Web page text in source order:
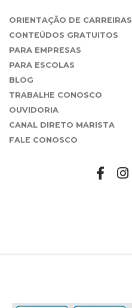
ORIENTAÇÃO DE CARREIRAS
CONTEÚDOS GRATUITOS
PARA EMPRESAS
PARA ESCOLAS
BLOG
TRABALHE CONOSCO
OUVIDORIA
CANAL DIRETO MARISTA
FALE CONOSCO